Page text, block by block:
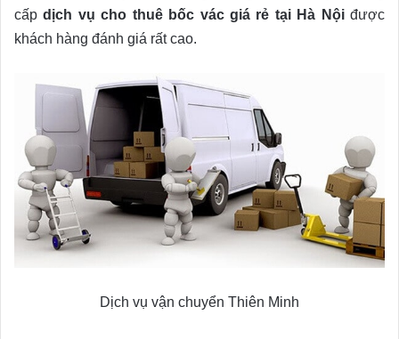
cấpdịch vụ cho thuê bốc vác giá rẻ tại Hà Nộiđược
khách hàng đánh giá rất cao.
Dịch vụ vận chuyển Thiên Minh